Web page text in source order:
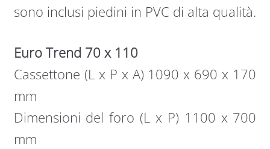
sono inclusi piedini in PVC di alta qualità.
Euro Trend 70 x 110
Cassettone (L x P x A) 1090 x 690 x 170
mm
Dimensioni del foro (L x P) 1100 x 700
mm